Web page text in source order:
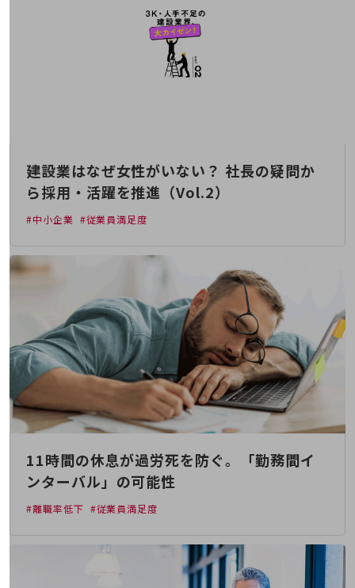
自動化・省電化
人材不足解消
業種・業態で探すTOP
自治体
観光
教育
モビリティ
製造・建設業
小売業
キーワードで探す
モバイルTOP
おすすめの機種、料金やサービスをご紹介
建設業はなぜ女性がいない？ 社長の疑問か
ら採用・活躍を推進（Vol.2）
#中小企業 #従業員満足度
11時間の休息が過労死を防ぐ。「勤務間イ
ンターバル」の可能性
#離職率低下 #従業員満足度